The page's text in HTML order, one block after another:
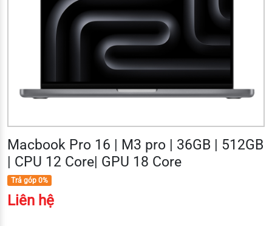
Macbook Pro 16 | M3 pro | 36GB | 512GB
| CPU 12 Core| GPU 18 Core
Trả góp 0%
Liên hệ